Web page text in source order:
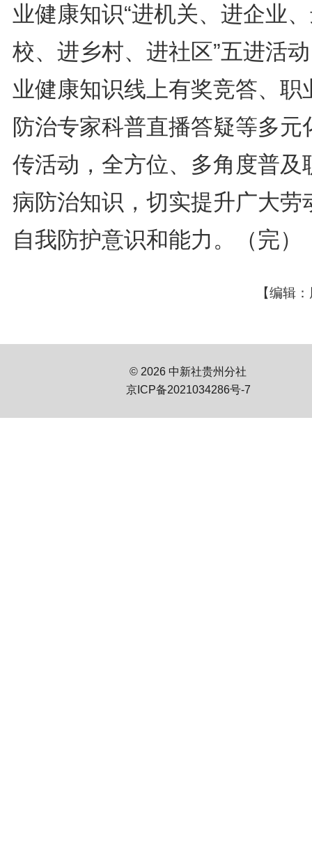
业健康知识“进机关、进企业
校、进乡村、进社区”五进活
业健康知识线上有奖竞答、职
防治专家科普直播答疑等多元
传活动，全方位、多角度普及
病防治知识，切实提升广大劳
自我防护意识和能力。（完）
【编辑
© 2026 中新社贵州分社
京ICP备2021034286号-7